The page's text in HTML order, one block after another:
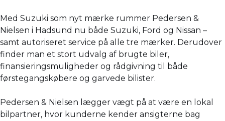
Med Suzuki som nyt mærke rummer Pedersen &
Nielsen i Hadsund nu både Suzuki, Ford og Nissan –
samt autoriseret service på alle tre mærker. Derudover
finder man et stort udvalg af brugte biler,
finansieringsmuligheder og rådgivning til både
førstegangskøbere og garvede bilister.
Pedersen & Nielsen lægger vægt på at være en lokal
bilpartner, hvor kunderne kender ansigterne bag